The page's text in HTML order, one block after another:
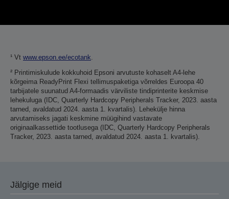
¹ Vt www.epson.ee/ecotank
² Printimiskulude kokkuhoid Epsoni arvutuste kohaselt A4-lehe
kõrgeima ReadyPrint Flexi tellimuspaketiga võrreldes Euroopa 40
tarbijatele suunatud A4-formaadis värviliste tindiprinterite keskmise
lehekuluga (IDC, Quarterly Hardcopy Peripherals Tracker, 2023. aasta
tarned, avaldatud 2024. aasta 1. kvartalis). Lehekülje hinna
arvutamiseks jagati keskmine müügihind vastavate
originaalkassettide tootlusega (IDC, Quarterly Hardcopy Peripherals
Tracker, 2023. aasta tarned, avaldatud 2024. aasta 1. kvartalis).
Jälgige meid